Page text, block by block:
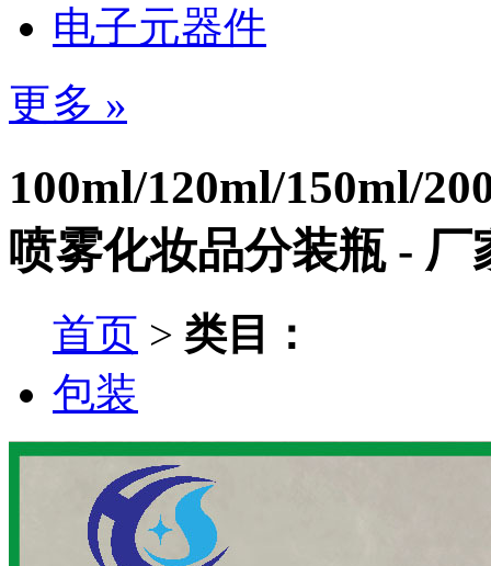
电子元器件
更多 »
100ml/120ml/150ml/
喷雾化妆品分装瓶 - 厂
首页 > 类目：
包装